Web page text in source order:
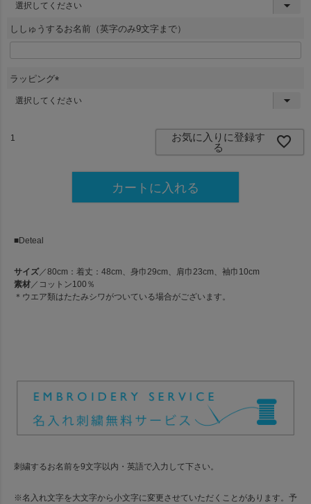
須
)
ししゅうするお名前（英字のみ9文字まで）
ラッピング
必
お気に入りに登録す
る
カートに入れる
■Deteal
サイズ／80cm：着丈：48cm、身巾29cm、肩巾23cm、袖巾10cm
素材 ／コットン100％
＊ウエア類はたたみシワがついている場合がございます。
刺繍するお名前を9文字以内・英語で入力して下さい。
※名入れ文字を大文字から小文字に変更させていただくことがあります。予